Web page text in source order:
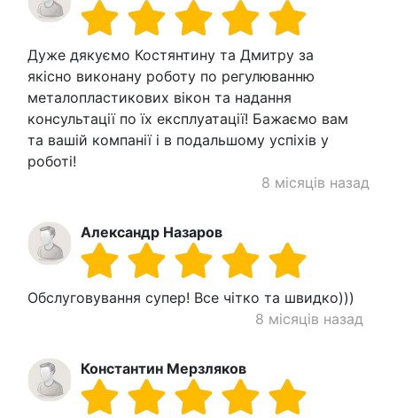
Дуже дякуємо Костянтину та Дмитру за
якісно виконану роботу по регулюванню
металопластикових вікон та надання
консультації по їх експлуатації! Бажаємо вам
та вашій компанії і в подальшому успіхів у
роботі!
8 місяців назад
Александр Назаров
Обслуговування супер! Все чітко та швидко)))
8 місяців назад
Константин Мерзляков